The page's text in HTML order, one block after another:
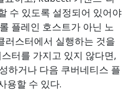
수 있도록 설정되어 있어야
플레인 호스트가 아닌 노
러스터에서 실행하는 것을
터를 가지고 있지 않다면,
하거나 다음 쿠버네티스 플
용할 수 있다.